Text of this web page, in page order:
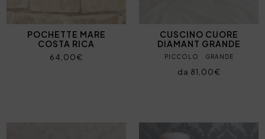
POCHETTE MARE
COSTA RICA
64,00€
CUSCINO CUORE
DIAMANT GRANDE
PICCOLO GRANDE
da 81,00€